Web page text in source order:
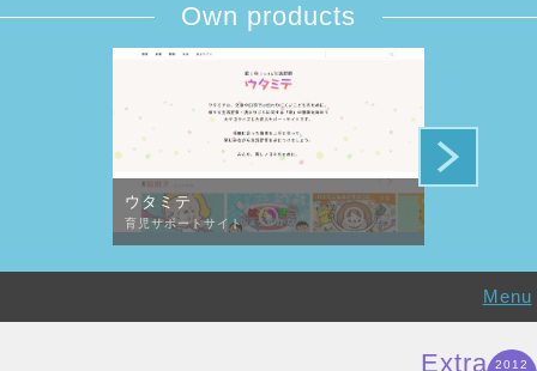
Own products
ウタミテ
育児サポートサイト
Menu
Extra 2012